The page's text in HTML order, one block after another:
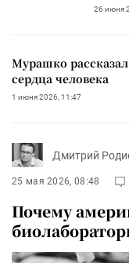
26 июня
Мурашко
сердца человека
1 июня 2026, 11:47
Дмитрий
25 мая 2026, 08:48
Почему